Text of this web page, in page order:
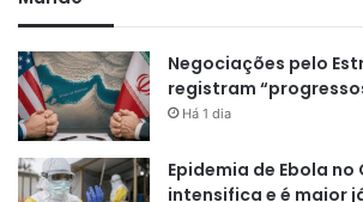
Negociações pelo
registram
Há 1 dia
Epidemia de Ebola no
intensifica e é maior